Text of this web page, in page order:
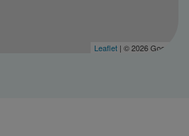
Leaflet | © 2026 Google